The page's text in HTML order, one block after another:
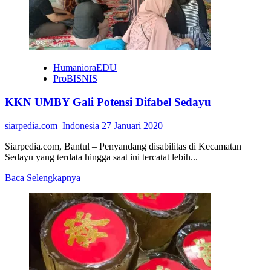
HumanioraEDU
ProBISNIS
KKN UMBY Gali Potensi Difabel Sedayu
siarpedia.com_Indonesia 27 Januari 2020
Siarpedia.com, Bantul – Penyandang disabilitas di Kecamatan
Sedayu yang terdata hingga saat ini tercatat lebih...
Baca Selengkapnya
about
KKN
UMBY
Gali
Potensi
Difabel
Sedayu